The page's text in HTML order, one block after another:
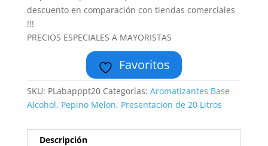
descuento en comparación con tiendas comerciales
!!!
PRECIOS ESPECIALES A MAYORISTAS
Favoritos
SKU: PLabapppt20 Categorías: Aromatizantes Base
Alcohol, Pepino Melon, Presentacion de 20 Litros
Descripción